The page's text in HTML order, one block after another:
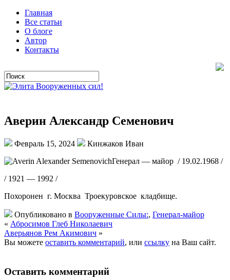
Главная
Все статьи
О блоге
Автор
Контакты
Аверин Александр Семенович
Февраль 15, 2024
Кинжаков Иван
Генерал — майор / 19.02.1968 /
/ 1921 — 1992 /
Похоронен г. Москва Троекуровское кладбище.
Опубликовано в Вооруженные Силы:, Генерал-майор
« Абросимов Глеб Николаевич
Аверьянов Рем Акимович »
Вы можете оставить комментарий, или ссылку на Ваш сайт.
Оставить комментарий